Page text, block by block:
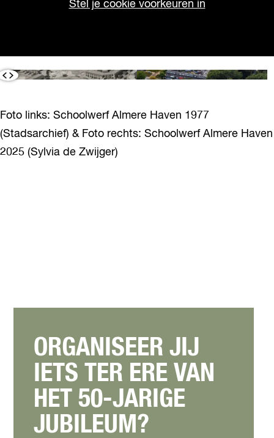
Stel je cookie voorkeuren in
Foto links: Schoolwerf Almere Haven 1977
(Stadsarchief) & Foto rechts: Schoolwerf Almere Haven
2025 (Sylvia de Zwijger)
ORGANISEER JIJ
IETS TER ERE VAN
HET 50-JARIGE
JUBILEUM?